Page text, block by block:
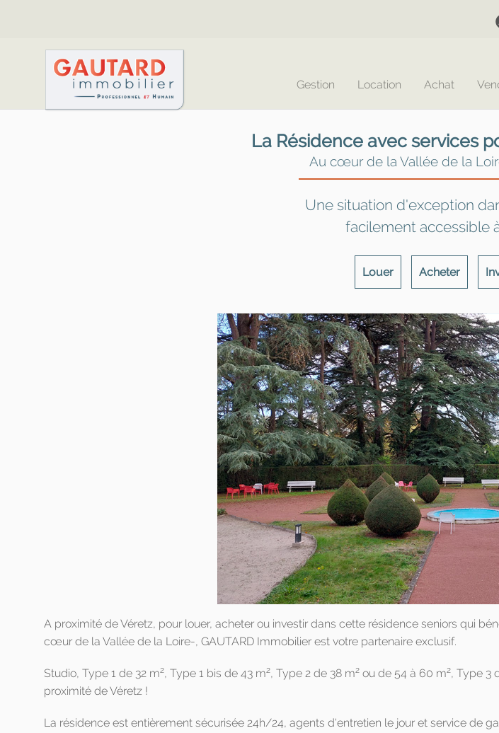
Gestion Location Achat
La Résidence avec services
Au cœur de la Vallée de la
Une situation d'exception
facilement accessible
Louer Acheter
A proximité de Véretz, pour louer, acheter ou investir dans cette résidence seniors qui
cœur de la Vallée de la Loire-, GAUTARD Immobilier est votre partenaire exclusif.
Studio, Type 1 de 32 m2, Type 1 bis de 43 m2, Type 2 de 38 m2 ou de 54 à 60 m2, Type 3
proximité de Véretz !
La résidence est entièrement sécurisée 24h/24, agents d'entretien le jour et service de